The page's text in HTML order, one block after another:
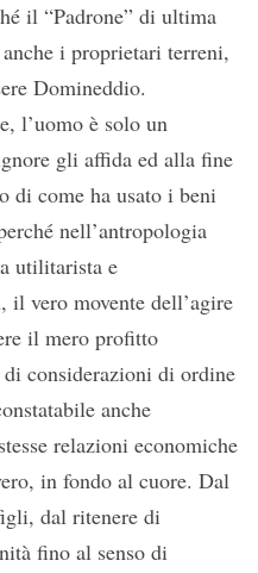
il “Padrone” di ultima
i proprietari terreni,
Domineddio.
l’uomo è solo un
gli affida ed alla fine
di come ha usato i beni
nell’antropologia
utilitarista e
vero movente dell’agire
il mero profitto
considerazioni di ordine
anche
relazioni economiche
in fondo al cuore. Dal
dal ritenere di
fino al senso di